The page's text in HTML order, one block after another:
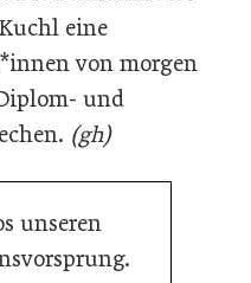
eine
von morgen
und
(gh)
unseren